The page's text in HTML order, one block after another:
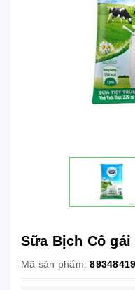
Sữa Bịch Cô gái
Mã sản phẩm: